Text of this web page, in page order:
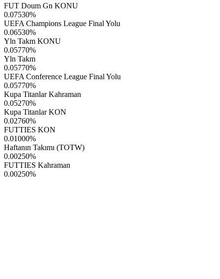
FUT Doum Gn KONU
0.07530%
UEFA Champions League Final Yolu
0.06530%
Yln Takm KONU
0.05770%
Yln Takm
0.05770%
UEFA Conference League Final Yolu
0.05770%
Kupa Titanlar Kahraman
0.05270%
Kupa Titanlar KON
0.02760%
FUTTIES KON
0.01000%
Haftanın Takımı (TOTW)
0.00250%
FUTTIES Kahraman
0.00250%